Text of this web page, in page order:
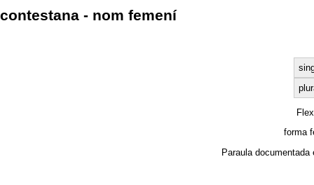
contestana - nom femení
forma
Paraula